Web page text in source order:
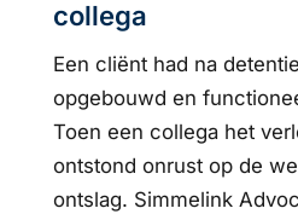
collega
Een cliënt had na
opgebouwd en
Toen een collega het
ontstond onrust op de
ontslag. Simmelink